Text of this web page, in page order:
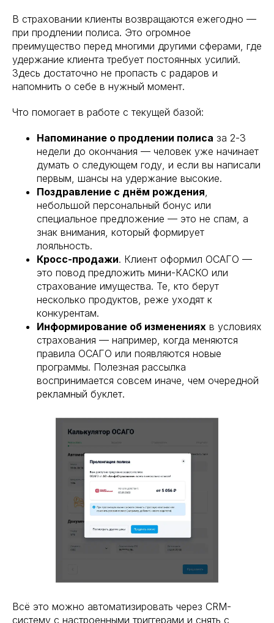
В страховании клиенты возвращаются ежегодно —
при продлении полиса. Это огромное
преимущество перед многими другими сферами, где
удержание клиента требует постоянных усилий.
Здесь достаточно не пропасть с радаров и
напомнить о себе в нужный момент.
Что помогает в работе с текущей базой:
Напоминание о продлении полиса за 2-3
недели до окончания — человек уже начинает
думать о следующем году, и если вы написали
первым, шансы на удержание высокие.
Поздравление с днём рождения
небольшой персональный бонус или
специальное предложение — это не спам, а
знак внимания, который формирует
лояльность.
Кросс-продажи. Клиент оформил ОСАГО —
это повод предложить мини-КАСКО или
страхование имущества. Те, кто берут
несколько продуктов, реже уходят к
конкурентам.
Информирование об изменениях в условиях
страхования — например, когда меняются
правила ОСАГО или появляются новые
программы. Полезная рассылка
воспринимается совсем иначе, чем очередной
рекламный буклет.
Всё это можно автоматизировать через CRM-
систему с настроенными триггерами и снять с